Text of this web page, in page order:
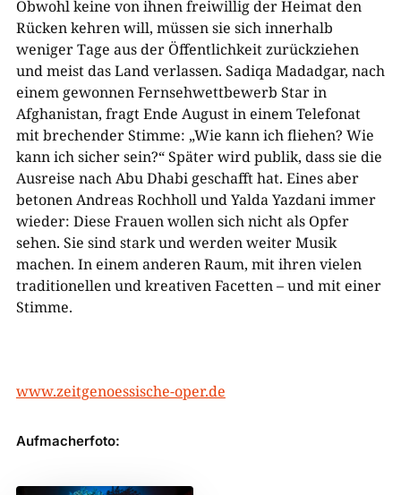
Obwohl keine von ihnen freiwillig der Heimat den
Rücken kehren will, müssen sie sich innerhalb
weniger Tage aus der Öffentlichkeit zurückziehen
und meist das Land verlassen. Sadiqa Madadgar, nach
einem gewonnen Fernsehwettbewerb Star in
Afghanistan, fragt Ende August in einem Telefonat
mit brechender Stimme: „Wie kann ich fliehen? Wie
kann ich sicher sein?“ Später wird publik, dass sie die
Ausreise nach Abu Dhabi geschafft hat. Eines aber
betonen Andreas Rochholl und Yalda Yazdani immer
wieder: Diese Frauen wollen sich nicht als Opfer
sehen. Sie sind stark und werden weiter Musik
machen. In einem anderen Raum, mit ihren vielen
traditionellen und kreativen Facetten – und mit einer
Stimme.
www.zeitgenoessische-oper.de
Aufmacherfoto: